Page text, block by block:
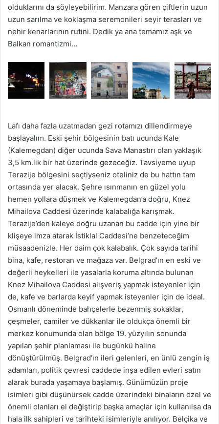
olduklarını da söyleyebilirim. Manzara gören çiftlerin uzun
uzun sarılma ve koklaşma seremonileri seyir terasları ve
nehir kenarlarının rutini. Dedik ya ana temamız aşk ve
Balkan romantizmi…
Lafı daha fazla uzatmadan gezi rotamızı dillendirmeye
başlayalım. Eski şehir bölgesinin batı ucunda Kale
(Kalemegdan) diğer ucunda Sava Manastırı olan yaklaşık
3,5 km.lik bir hat üzerinde gezeceğiz. Tavsiyeme uyup
Terazije bölgesini seçtiyseniz oteliniz de bu hattın tam
ortasında yer alacak. Şehre ısınmanın en güzel yolu
hemen yollara düşmek ve Kalemegdan’a doğru, Knez
Mihailova Caddesi üzerinde kalabalığa karışmak.
Terazije’den kaleye doğru uzanan bu cadde için yine bir
klişeye imza atarak İstiklal Caddesi’ne benzeteceğim
müsaadenizle. Her daim çok kalabalık. Çok sayıda tarihi
bina, kafe, restoran ve mağaza var. Belgrad’ın en eski ve
değerli heykelleri ile yasalarla koruma altında bulunan
Knez Mihailova Caddesi alışveriş yapmak isteyenler için
de, kafe ve barlarda keyif yapmak isteyenler için de ideal.
Osmanlı döneminde bahçelerle bezenmiş sokaklar,
çeşmeler, camiler ve dükkanlar ile oldukça önemli bir
merkez konumunda olan bölge 19. yüzyılın sonunda
yapılan şehir planlaması ile bugünkü haline
dönüştürülmüş. Belgrad’ın ileri gelenleri, en ünlü zengin iş
adamları, politik çevresi caddede inşa edilen evleri satın
alarak burada yaşamaya başlamış. Günümüzün proje
isimleri gibi düşünürsek cadde üzerindeki binaların özel ve
önemli olanları el değiştirip başka amaçlar için kullanılsa da
hala ilk sahipleri ve tarihteki isimleriyle anılıyor. Belçika ve